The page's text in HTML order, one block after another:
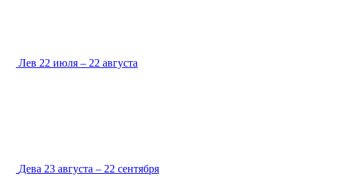
Лев 22 июля – 22 августа
Дева 23 августа – 22 сентября